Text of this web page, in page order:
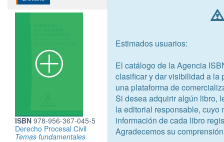
ISBN 978-956-367-045-5
Derecho Procesal Civil
Temas fundamentales
Estimados usuarios:
El catálogo de la Agencia
clasificar y dar visibilidad a la
una plataforma de
Si desea adquirir algún libro,
la editorial responsable, cuyo
información de cada libro
Agradecemos su